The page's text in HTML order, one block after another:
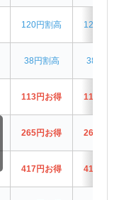
120円割高 120円割
38円割高 38円割
113円お得 113円お
265円お得 265円お
417円お得 417円お